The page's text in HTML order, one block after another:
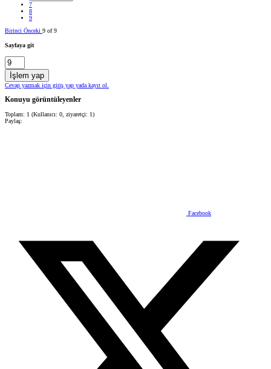
7
8
9
Birinci Önceki 9 of 9
Sayfaya git
İşlem yap
Cevap yazmak için giriş yap yada kayıt ol.
Konuyu görüntüleyenler
Toplam: 1 (Kullanıcı: 0, ziyaretçi: 1)
Paylaş:
Facebook